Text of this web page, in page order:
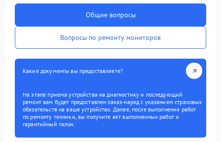
Общие вопросы
Вопросы по ремонту мониторов
Какие документы вы предоставляете?
На этапе приема устройства на диагностику и последующий
ремонт вам будет предоставлен заказ-наряд с указанием страховых
обязательств на ваше устройство. Далее, после выполнения работ
по ремонту техники, вы получите акт выполненных работ и
гарантийный талон.